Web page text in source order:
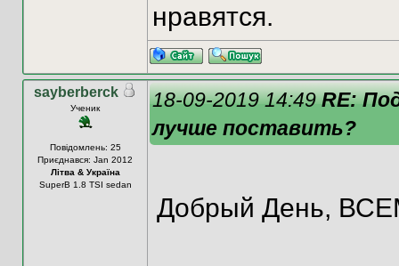
нравятся.
sayberberck
Ученик
Повідомлень: 25
Приєднався: Jan 2012
Літва & Україна
SuperB 1.8 TSI sedan
18-09-2019 14:49RE:
лучше поставить?
Добрый День,